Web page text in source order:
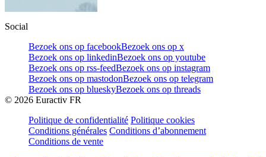
Social
Bezoek ons op facebookBezoek ons op x
Bezoek ons op linkedinBezoek ons op youtube
Bezoek ons op rss-feedBezoek ons op instagram
Bezoek ons op mastodonBezoek ons op telegram
Bezoek ons op blueskyBezoek ons op threads
© 2026 Euractiv FR
Politique de confidentialité Politique cookies
Conditions générales Conditions d’abonnement
Conditions de vente